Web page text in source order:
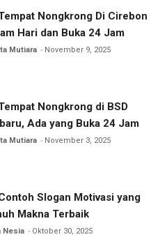
Nongkrong Di Cirebon
Hari dan Buka 24 Jam
Mutiara November 9, 2025
Nongkrong di BSD
Ada yang Buka 24 Jam
Mutiara November 3, 2025
Slogan Motivasi yang
Makna Terbaik
Nesia Oktober 30, 2025